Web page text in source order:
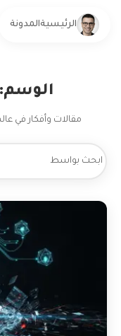
الرئيسيةالمدونة
مقالات وأفكار في